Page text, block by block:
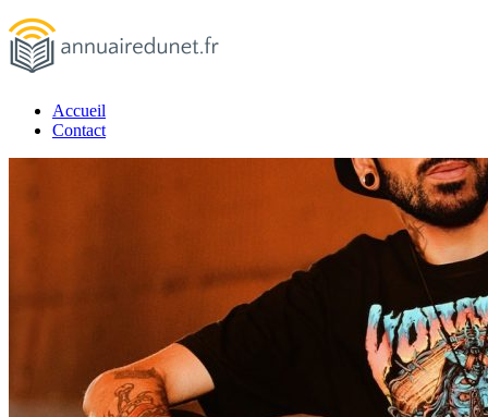
Passer
au
contenu
annuairedunet.fr
Accueil
Contact